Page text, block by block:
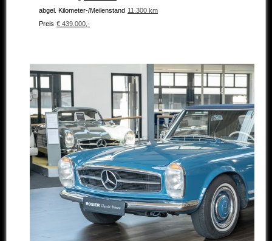
abgel. Kilometer-/Meilenstand 11.300 km
Preis € 439.000,-